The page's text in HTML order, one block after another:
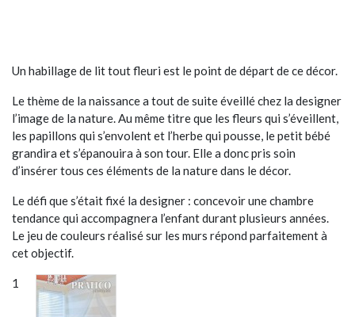
Un habillage de lit tout fleuri est le point de départ de ce décor.
Le thème de la naissance a tout de suite éveillé chez la designer
l’image de la nature. Au même titre que les fleurs qui s’éveillent,
les papillons qui s’envolent et l’herbe qui pousse, le petit bébé
grandira et s’épanouira à son tour. Elle a donc pris soin
d’insérer tous ces éléments de la nature dans le décor.
Le défi que s’était fixé la designer : concevoir une chambre
tendance qui accompagnera l’enfant durant plusieurs années.
Le jeu de couleurs réalisé sur les murs répond parfaitement à
cet objectif.